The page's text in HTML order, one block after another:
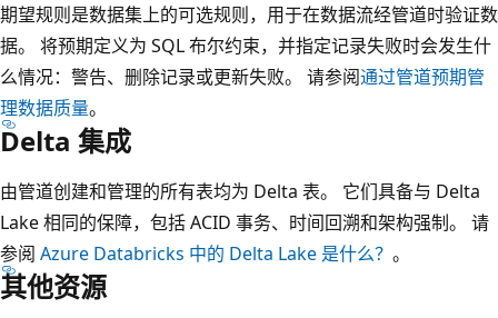
期望规则是数据集上的可选规则，用于在数据流经管道时验证数
据。 将预期定义为 SQL 布尔约束，并指定记录失败时会发生什
么情况：警告、删除记录或更新失败。 请参阅通过管道预期管
理数据质量。
Delta 集成
由管道创建和管理的所有表均为 Delta 表。 它们具备与 Delta
Lake 相同的保障，包括 ACID 事务、时间回溯和架构强制。 请
参阅 Azure Databricks 中的 Delta Lake 是什么？ 。
其他资源